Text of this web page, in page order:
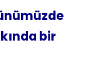
bir